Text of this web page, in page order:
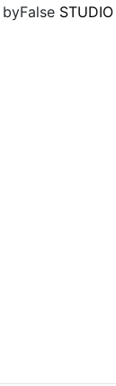
byFalse STUDIO